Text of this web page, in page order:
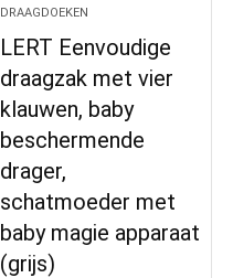
DRAAGDOEKEN
LERT Eenvoudige
draagzak met vier
klauwen, baby
beschermende
drager,
schatmoeder met
baby magie apparaat
(grijs)